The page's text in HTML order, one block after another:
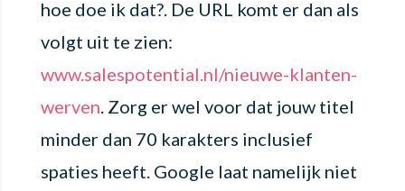
hoe doe ik dat?. De URL komt er dan als
volgt uit te zien:
www.salespotential.nl/nieuwe-klanten-
werven . Zorg er wel voor dat jouw titel
minder dan 70 karakters inclusief
spaties heeft. Google laat namelijk niet